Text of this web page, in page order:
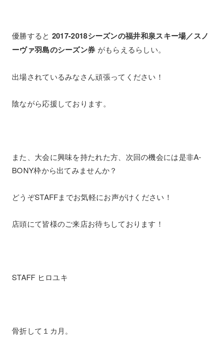
優勝すると 2017-2018シーズンの福井和泉スキー場／スノ
ーヴァ羽島のシーズン券 がもらえるらしい。
出場されているみなさん頑張ってください！
陰ながら応援しております。
また、大会に興味を持たれた方、次回の機会には是非A-
BONY枠から出てみませんか？
どうぞSTAFFまでお気軽にお声がけください！
店頭にて皆様のご来店お待ちしております！
STAFF ヒロユキ
骨折して１カ月。